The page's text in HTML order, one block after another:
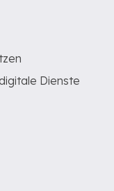
Dienste